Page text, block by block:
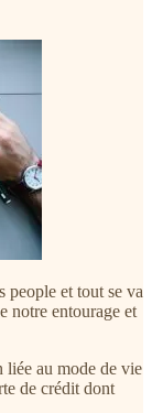
people et tout se va
notre entourage et
liée au mode de vie
de crédit dont